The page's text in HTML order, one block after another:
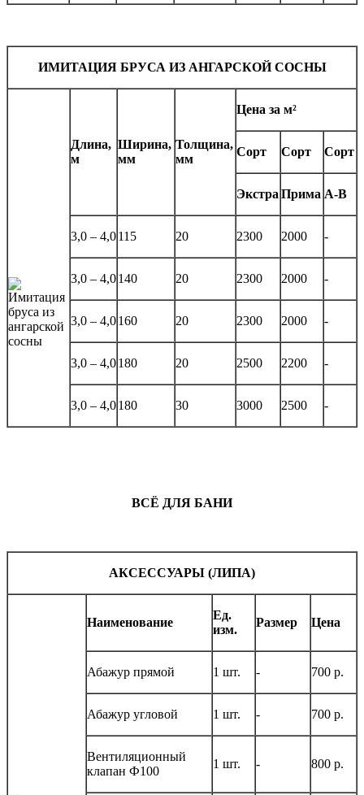
ИМИТАЦИЯ БРУСА ИЗ АНГАРСКОЙ СОСНЫ
Длина,
м
Ширина,
мм
Толщина,
мм
Цена за м²
Сорт Сорт Сорт
Экстра Прима А-В
3,0 – 4,0115 20 2300 2000 -
3,0 – 4,0140 20 2300 2000 -
3,0 – 4,0160 20 2300 2000 -
3,0 – 4,0180 20 2500 2200 -
3,0 – 4,0180 30 3000 2500 -
ВСЁ ДЛЯ БАНИ
АКСЕССУАРЫ (ЛИПА)
Наименование
Ед.
изм.
Размер Цена
Абажур прямой 1 шт. - 700 р.
Абажур угловой 1 шт. - 700 р.
Вентиляционный
клапан Ф100
1 шт. - 800 р.